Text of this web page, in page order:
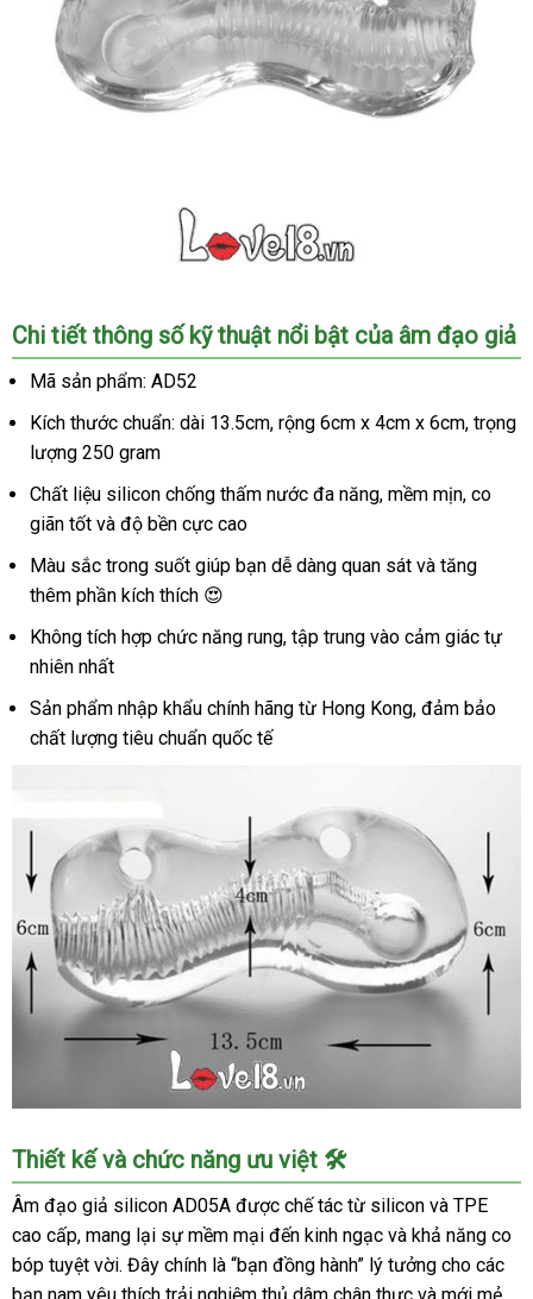
Âm
đạo
giả
mềm
mại
suốt
kích
thích
đỉnh
Chi tiết thông số kỹ thuật nổi bật của âm đạo giả
Mã sản phẩm: AD52
Kích thước chuẩn: dài 13.5cm, rộng 6cm x 4cm x 6cm, trọng
lượng 250 gram
Chất liệu silicon chống thấm nước đa năng, mềm mịn, co
giãn tốt và độ bền cực cao
Màu sắc trong suốt giúp bạn dễ dàng quan sát và tăng
thêm phần kích thích 😍
Không tích hợp chức năng rung, tập trung vào cảm giác tự
nhiên nhất
Sản phẩm nhập khẩu chính hãng từ Hong Kong, đảm bảo
chất lượng tiêu chuẩn quốc tế
Âm
đạo
giả
silicon
mềm
mại
Thiết kế và chức năng ưu việt 🛠️
Âm đạo giả silicon AD05A được chế tác từ silicon và TPE
cao cấp, mang lại sự mềm mại đến kinh ngạc và khả năng co
bóp tuyệt vời. Đây chính là “bạn đồng hành” lý tưởng cho các